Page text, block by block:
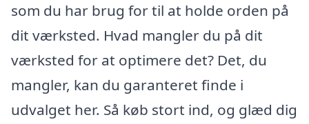
som du har brug for til at holde orden på
dit værksted. Hvad mangler du på dit
værksted for at optimere det? Det, du
mangler, kan du garanteret finde i
udvalget her. Så køb stort ind, og glæd dig